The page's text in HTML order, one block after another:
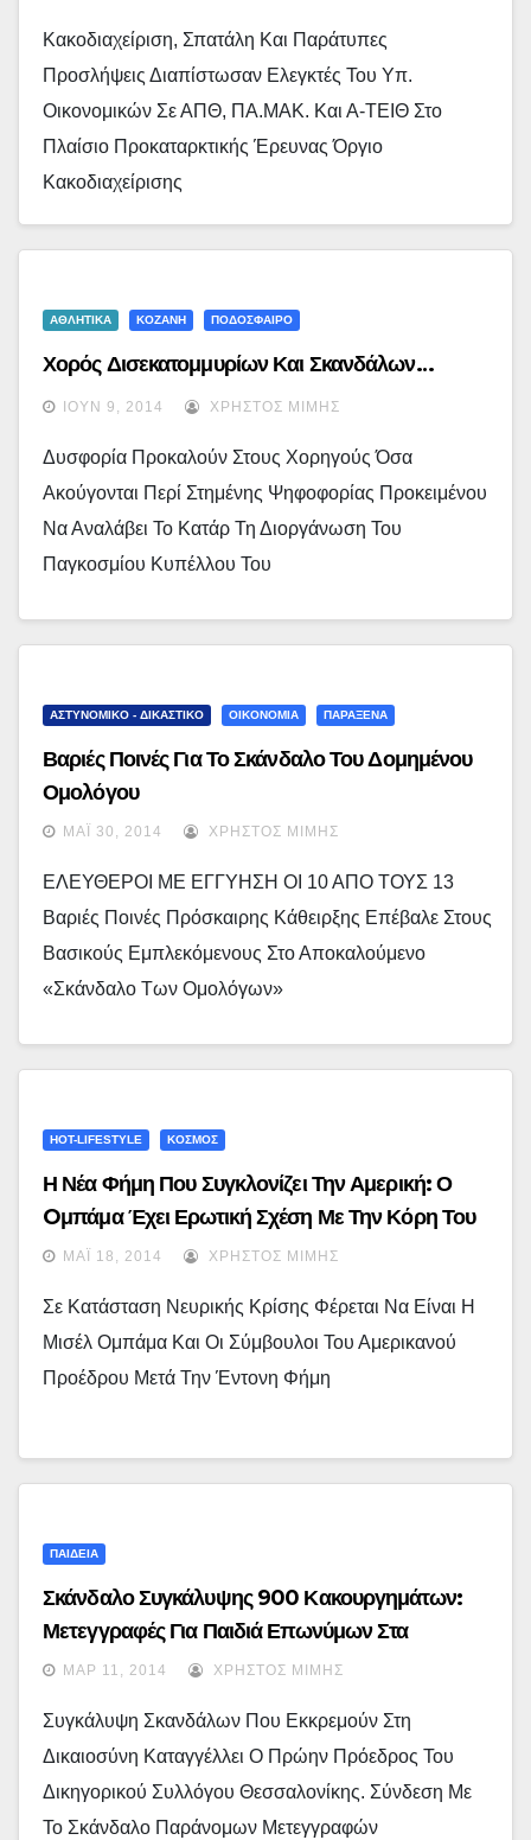
Κακοδιαχείριση, Σπατάλη Και Παράτυπες
Προσλήψεις Διαπίστωσαν Ελεγκτές Του Υπ.
Οικονομικών Σε ΑΠΘ, ΠΑ.ΜΑΚ. Και Α-ΤΕΙΘ Στο
Πλαίσιο Προκαταρκτικής Έρευνας Όργιο
Κακοδιαχείρισης
ΑΘΛΗΤΙΚΑ ΚΟΖΑΝΗ ΠΟΔΟΣΦΑΙΡΟ
Χορός Δισεκατομμυρίων Και Σκανδάλων…
ΙΟΎΝ 9, 2014 ΧΡΉΣΤΟΣ ΜΊΜΗΣ
Δυσφορία Προκαλούν Στους Χορηγούς Όσα
Ακούγονται Περί Στημένης Ψηφοφορίας Προκειμένου
Να Αναλάβει Το Κατάρ Τη Διοργάνωση Του
Παγκοσμίου Κυπέλλου Του
ΑΣΤΥΝΟΜΙΚΟ - ΔΙΚΑΣΤΙΚΟ ΟΙΚΟΝΟΜΙΑ ΠΑΡΑΞΕΝΑ
Βαριές Ποινές Για Το Σκάνδαλο Του Δομημένου
Ομολόγου
ΜΆΙ 30, 2014 ΧΡΉΣΤΟΣ ΜΊΜΗΣ
ΕΛΕΥΘΕΡΟΙ ΜΕ ΕΓΓΥΗΣΗ ΟΙ 10 ΑΠΟ ΤΟΥΣ 13
Βαριές Ποινές Πρόσκαιρης Κάθειρξης Επέβαλε Στους
Βασικούς Εμπλεκόμενους Στο Αποκαλούμενο
«σκάνδαλο Των Ομολόγων»
HOT-LIFESTYLE ΚΟΣΜΟΣ
Η Νέα Φήμη Που Συγκλονίζει Την Αμερική: Ο
Oμπάμα Έχει Ερωτική Σχέση Με Την Κόρη Του
Κένεντι!!!
ΜΆΙ 18, 2014 ΧΡΉΣΤΟΣ ΜΊΜΗΣ
Σε Κατάσταση Νευρικής Κρίσης Φέρεται Να Είναι Η
Μισέλ Ομπάμα Και Οι Σύμβουλοι Του Αμερικανού
Προέδρου Μετά Την Έντονη Φήμη
ΠΑΙΔΕΙΑ
Σκάνδαλο Συγκάλυψης 900 Κακουργημάτων:
Μετεγγραφές Για Παιδιά Επωνύμων Στα
Καλύτερα Πανεπιστήμια Με Ψευδείς Ιατρικές
ΜΑΡ 11, 2014 ΧΡΉΣΤΟΣ ΜΊΜΗΣ
Συγκάλυψη Σκανδάλων Που Εκκρεμούν Στη
Δικαιοσύνη Καταγγέλλει Ο Πρώην Πρόεδρος Του
Δικηγορικού Συλλόγου Θεσσαλονίκης. Σύνδεση Με
Το Σκάνδαλο Παράνομων Μετεγγραφών